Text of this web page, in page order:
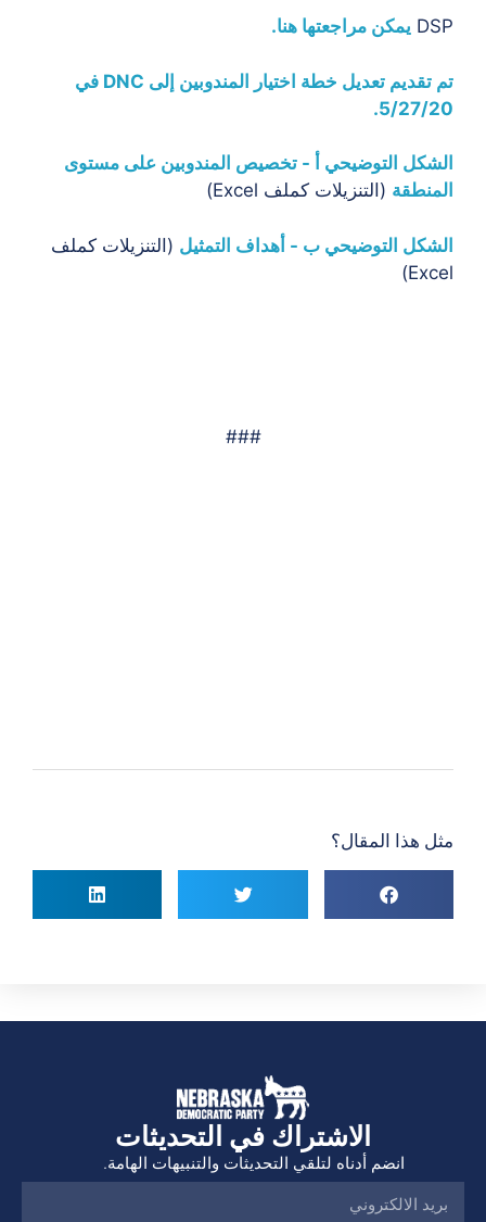
DSP يمكن مراجعتها هنا.
تم تقديم تعديل خطة اختيار المندوبين إلى DNC في
5/27/20.
الشكل التوضيحي أ - تخصيص المندوبين على مستوى
المنطقة (التنزيلات كملف Excel)
الشكل التوضيحي ب - أهداف التمثيل (التنزيلات كملف
Excel)
###
مثل هذا المقال؟
الاشتراك في التحديثات
انضم أدناه لتلقي التحديثات والتنبيهات الهامة.